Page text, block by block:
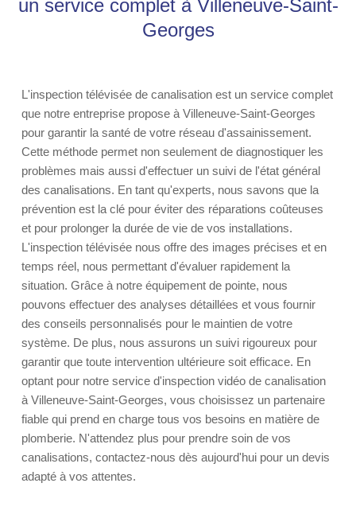
un service complet à Villeneuve-Saint-
Georges
L'inspection télévisée de canalisation est un service complet
que notre entreprise propose à Villeneuve-Saint-Georges
pour garantir la santé de votre réseau d'assainissement.
Cette méthode permet non seulement de diagnostiquer les
problèmes mais aussi d'effectuer un suivi de l'état général
des canalisations. En tant qu'experts, nous savons que la
prévention est la clé pour éviter des réparations coûteuses
et pour prolonger la durée de vie de vos installations.
L'inspection télévisée nous offre des images précises et en
temps réel, nous permettant d'évaluer rapidement la
situation. Grâce à notre équipement de pointe, nous
pouvons effectuer des analyses détaillées et vous fournir
des conseils personnalisés pour le maintien de votre
système. De plus, nous assurons un suivi rigoureux pour
garantir que toute intervention ultérieure soit efficace. En
optant pour notre service d'inspection vidéo de canalisation
à Villeneuve-Saint-Georges, vous choisissez un partenaire
fiable qui prend en charge tous vos besoins en matière de
plomberie. N'attendez plus pour prendre soin de vos
canalisations, contactez-nous dès aujourd'hui pour un devis
adapté à vos attentes.